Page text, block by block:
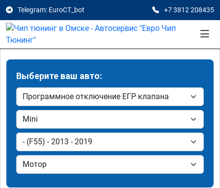
Telegram: EuroCT_bot +7 3812 208435
Выберите ваш авто: